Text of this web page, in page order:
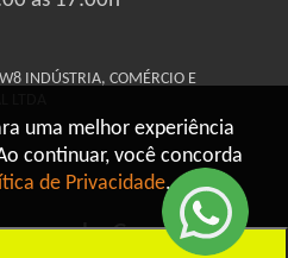
uma melhor experiência
continuar, você concorda
de Privacidade.
INDÚSTRIA, COMÉRCIO E
reservados Grupo IW8